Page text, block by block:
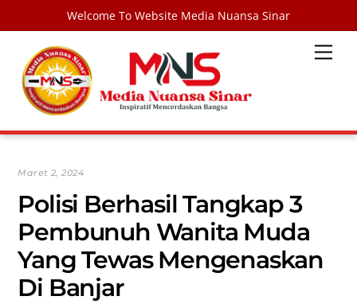
Welcome To Website Media Nuansa Sinar
content
Maret 2, 2024
Polisi Berhasil Tangkap 3
Pembunuh Wanita Muda
Yang Tewas Mengenaskan
Di Banjar